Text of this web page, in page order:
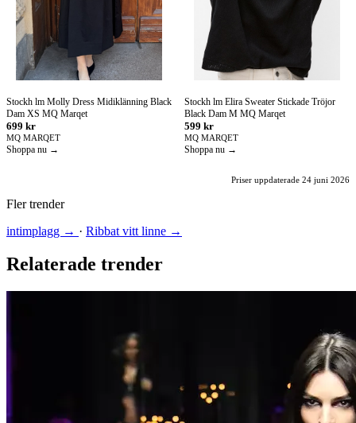
Stockh lm Molly Dress Midiklänning Black
Dam XS MQ Marqet
699 kr
MQ MARQET
Shoppa nu →
Stockh lm Elira Sweater Stickade Tröjor
Black Dam M MQ Marqet
599 kr
MQ MARQET
Shoppa nu →
Priser uppdaterade 24 juni 2026
Fler trender
intimplagg → · Ribbat vitt linne →
Relaterade trender